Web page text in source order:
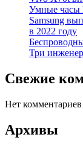
Умные часы
Samsung
в 2022 году
Три
Свежие
Нет
Архивы